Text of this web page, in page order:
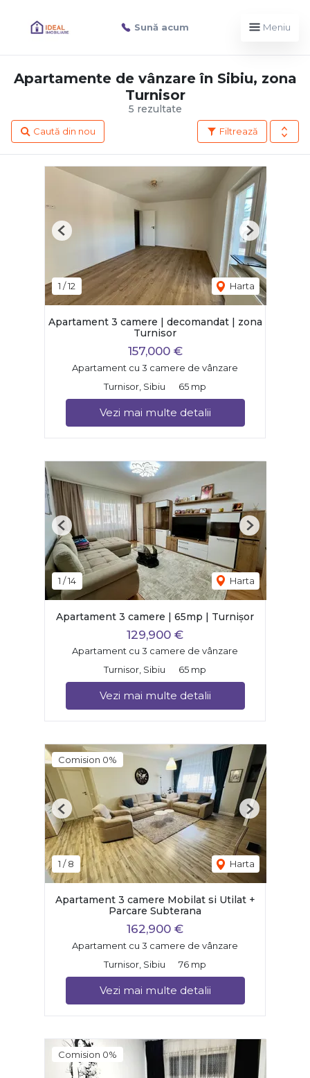
Sună acum Meniu
5 rezultate
Apartamente de vânzare în Sibiu, zona
Turnisor
Filtrează
Caută din nou
1 /12 Harta
Previous Next
Apartament 3 camere | decomandat | zona
Turnisor
157,000 €
Apartament cu 3 camere de vânzare
Turnisor, Sibiu
65 mp
Vezi mai multe detalii
1 /14 Harta
Previous Next
Apartament 3 camere | 65mp | Turnișor
129,900 €
Apartament cu 3 camere de vânzare
Turnisor, Sibiu
65 mp
Vezi mai multe detalii
Comision 0%
1 /8 Harta
Previous Next
Apartament 3 camere Mobilat si Utilat +
Parcare Subterana
162,900 €
Apartament cu 3 camere de vânzare
Turnisor, Sibiu
76 mp
Vezi mai multe detalii
Comision 0%